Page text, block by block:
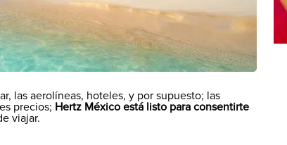
las aerolíneas, hoteles, y por supuesto; las
precios; Hertz México está listo para consentirte
viajar.